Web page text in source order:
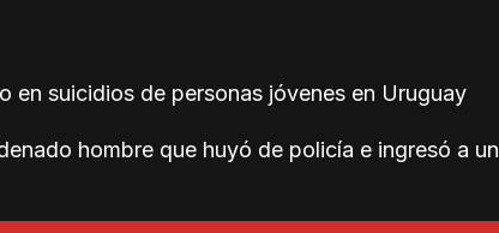
en suicidios de personas jóvenes en Uruguay
hombre que huyó de policía e ingresó a